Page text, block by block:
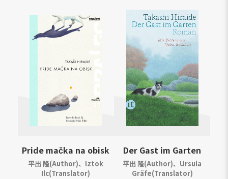
Pride mačka na obisk
平出 隆(Author)、Iztok
Ilc(Translator)
Der Gast im Garten
平出 隆(Author)、Ursula
Gräfe(Translator)